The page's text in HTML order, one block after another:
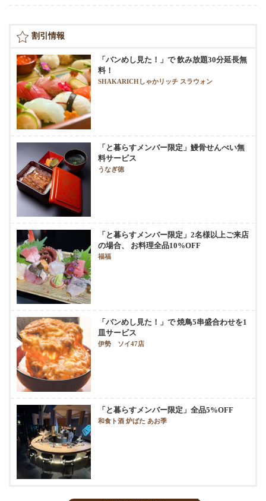
割引情報
「バンめし見た！」で 飲み放題30分延長無
料！
SHAKARICHしゃかリッチ スラウォン
「と暮らすメンバー限定」鰻骨せんべい無
料サービス
うなぎ徳
「と暮らすメンバー限定」2名様以上ご来店
の場合、 お料理全品10%OFF
福福
「バンめし見た！」で 焼鳥5串盛合わせを1
皿サービス
伊勢 ソイ47店
「と暮らすメンバー限定」全品5%OFF
和食ト酒 炉ばた あお季